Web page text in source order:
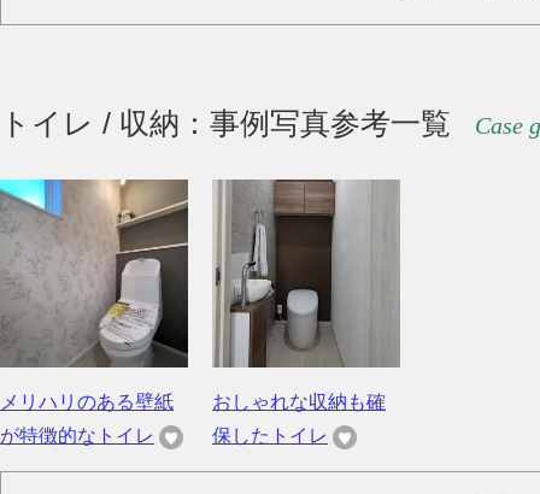
トイレ / 収納：事例写真参考一覧 Case
メリハリのある壁紙
が特徴的なトイレ
おしゃれな収納も確
保したトイレ